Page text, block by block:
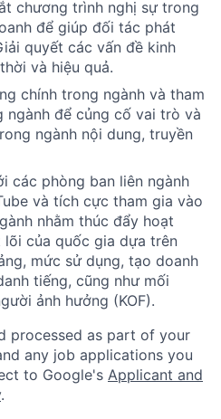
chương trình nghị sự trong
để giúp đối tác phát
quyết các vấn đề kinh
và hiệu quả​.
chính trong ngành và tham
ngành để củng cố vai trò và
ngành nội dung, truyền
các phòng ban liên ngành
và tích cực tham gia vào
nhằm thúc đẩy hoạt
của quốc gia dựa trên
mức sử dụng, tạo doanh
tiếng, cũng như mối
ảnh hưởng (KOF).
processed as part of your
any job applications you
to Google's Applicant and
.